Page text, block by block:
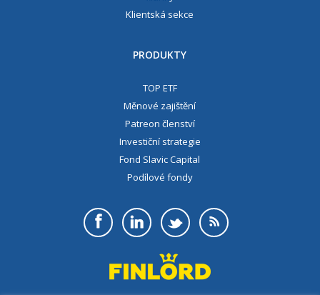
Klientská sekce
PRODUKTY
TOP ETF
Měnové zajištění
Patreon členství
Investiční strategie
Fond Slavic Capital
Podílové fondy